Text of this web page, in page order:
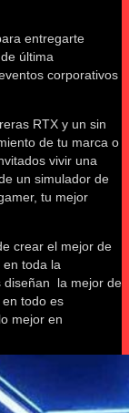
entregarte
última
corporativos
RTX y un sin
de tu marca o
vivir una
un simulador de
tu mejor
crear el mejor de
toda la
diseñan la mejor de
todo es
mejor en